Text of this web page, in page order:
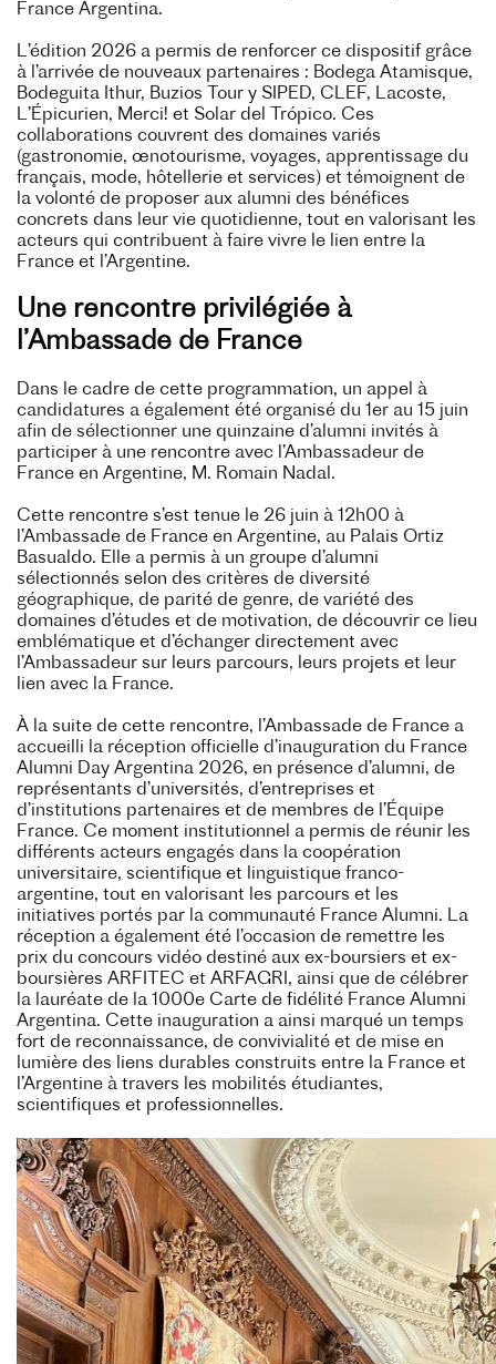
France Argentina.
L’édition 2026 a permis de renforcer ce dispositif grâce
à l’arrivée de nouveaux partenaires : Bodega Atamisque,
Bodeguita Ithur, Buzios Tour y SIPED, CLEF, Lacoste,
L’Épicurien, Merci! et Solar del Trópico. Ces
collaborations couvrent des domaines variés
(gastronomie, œnotourisme, voyages, apprentissage du
français, mode, hôtellerie et services) et témoignent de
la volonté de proposer aux alumni des bénéfices
concrets dans leur vie quotidienne, tout en valorisant les
acteurs qui contribuent à faire vivre le lien entre la
France et l’Argentine.
Une rencontre privilégiée à
l’Ambassade de France
Dans le cadre de cette programmation, un appel à
candidatures a également été organisé du 1er au 15 juin
afin de sélectionner une quinzaine d’alumni invités à
participer à une rencontre avec l’Ambassadeur de
France en Argentine, M. Romain Nadal.
Cette rencontre s’est tenue le 26 juin à 12h00 à
l’Ambassade de France en Argentine, au Palais Ortiz
Basualdo. Elle a permis à un groupe d’alumni
sélectionnés selon des critères de diversité
géographique, de parité de genre, de variété des
domaines d’études et de motivation, de découvrir ce lieu
emblématique et d’échanger directement avec
l’Ambassadeur sur leurs parcours, leurs projets et leur
lien avec la France.
À la suite de cette rencontre, l’Ambassade de France a
accueilli la réception officielle d’inauguration du France
Alumni Day Argentina 2026, en présence d’alumni, de
représentants d’universités, d’entreprises et
d’institutions partenaires et de membres de l’Équipe
France. Ce moment institutionnel a permis de réunir les
différents acteurs engagés dans la coopération
universitaire, scientifique et linguistique franco-
argentine, tout en valorisant les parcours et les
initiatives portés par la communauté France Alumni. La
réception a également été l’occasion de remettre les
prix du concours vidéo destiné aux ex-boursiers et ex-
boursières ARFITEC et ARFAGRI, ainsi que de célébrer
la lauréate de la 1000e Carte de fidélité France Alumni
Argentina. Cette inauguration a ainsi marqué un temps
fort de reconnaissance, de convivialité et de mise en
lumière des liens durables construits entre la France et
l’Argentine à travers les mobilités étudiantes,
scientifiques et professionnelles.